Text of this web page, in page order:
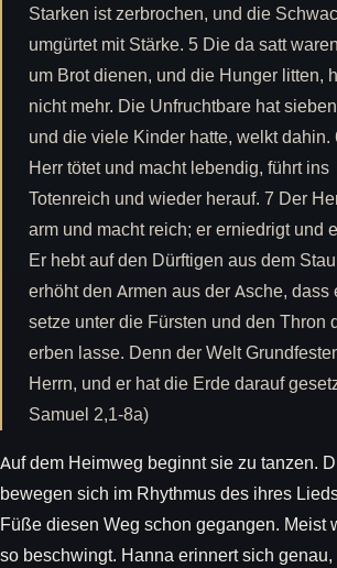
Starken ist zerbrochen, und die
umgürtet mit Stärke. 5 Die da satt
um Brot dienen, und die Hunger litten,
nicht mehr. Die Unfruchtbare hat
und die viele Kinder hatte, welkt dahin.
Herr tötet und macht lebendig, führt ins
Totenreich und wieder herauf. 7 Der
arm und macht reich; er erniedrigt und
Er hebt auf den Dürftigen aus dem
erhöht den Armen aus der Asche, dass
setze unter die Fürsten und den Thron
erben lasse. Denn der Welt
Herrn, und er hat die Erde darauf
Samuel 2,1-8a)
Auf dem Heimweg beginnt sie zu tanzen.
bewegen sich im Rhythmus des ihres
Füße diesen Weg schon gegangen. Meist
so beschwingt. Hanna erinnert sich